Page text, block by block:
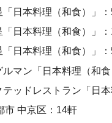
「日本料理（和食）」
「日本料理（和食）」
「日本料理（和食）」
ルマン「日本料理（和
テッドレストラン「日
市 中京区：14軒